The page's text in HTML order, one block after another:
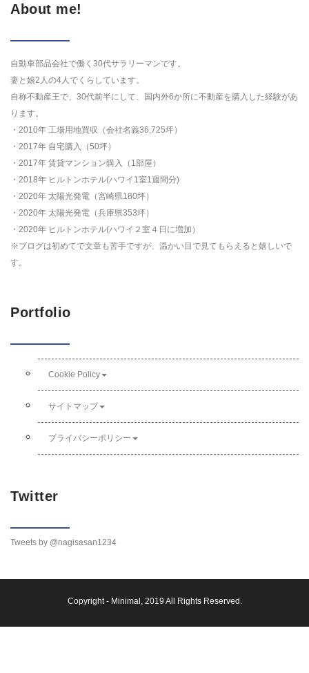
About me!
自動車部品会社で働く30代サラリーマンです。
妻と娘2人の4人でくらしています。
自称不動産王で、30代前半にして、国内外6か所に不動産を購入した経験があ
ります。
・2010年 工場用地買収（会社名義36,725坪）
・2017年 自宅購入（50坪）
・2017年 賃貸マンション購入（1部屋）
・2018年 ヒルトンホテル(ハワイ1室1週間分)
・2020年 太陽光発電（宮崎県180坪）
・2020年 太陽光発電（兵庫県353坪）
・2020年 ヒルトンホテル(ハワイ２室４日に増加）
※ブログは初めてで文章も苦手ですが、温かい目で見てもらえると嬉しいで
す。
Portfolio
Cookie Policy
サイトマップ
プライバシーポリシー
Twitter
Tweets by @nagisasan1234
Copyright - Minimal, 2019 All Rights Reserved.